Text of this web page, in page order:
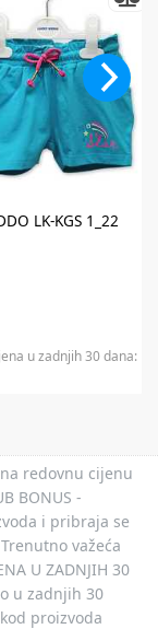
LK-KGS 1_22
u zadnjih 30 dana:
na redovnu cijenu
BONUS -
i pribraja se
važeća
U ZADNJIH 30
u zadnjih 30
proizvoda
po
ne vrijedi na
Babyzen,
i plaćanja
s aktualnim
Promo kod za